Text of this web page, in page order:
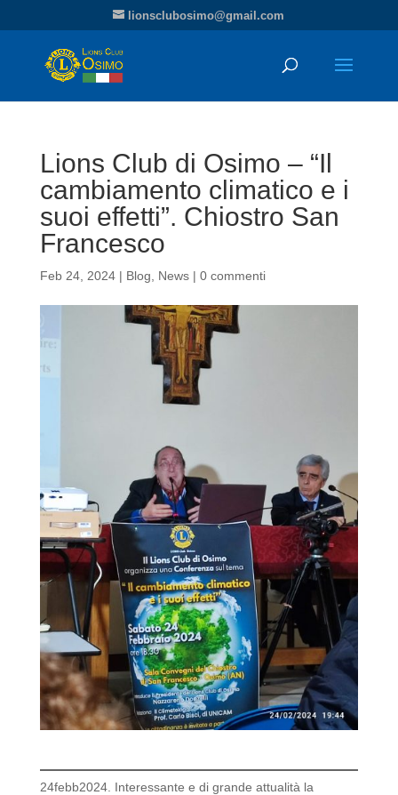
lionsclubosimo@gmail.com
Lions Club di Osimo – “Il
cambiamento climatico e i
suoi effetti”. Chiostro San
Francesco
Feb 24, 2024| Blog News| 0 commenti
24febb2024. Interessante e di grande attualità la